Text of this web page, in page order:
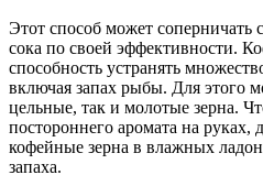
Этот способ может соперничать
сока по своей эффективности.
способность устранять
включая запах рыбы. Для этого
цельные, так и молотые зерна.
постороннего аромата на руках,
кофейные зерна в влажных
запаха.